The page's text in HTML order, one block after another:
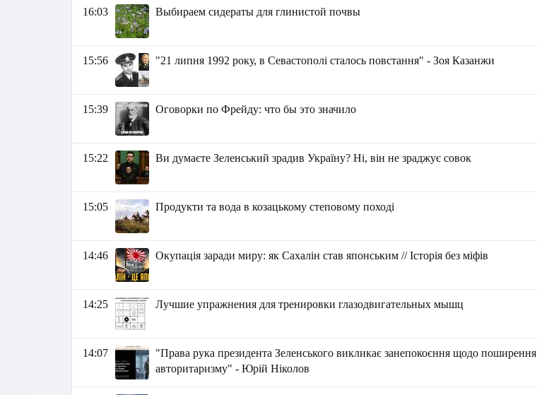
16:03 Выбираем сидераты для глинистой почвы
15:56 "21 липня 1992 року, в Севастополі сталось повстання" - Зоя Казанжи
15:39 Оговорки по Фрейду: что бы это значило
15:22 Ви думаєте Зеленський зрадив Україну? Ні, він не зраджує совок
15:05 Продукти та вода в козацькому степовому поході
14:46 Окупація заради миру: як Сахалін став японським // Історія без міфів
14:25 Лучшие упражнения для тренировки глазодвигательных мышц
14:07
"Права рука президента Зеленського викликає занепокоєння щодо поширення
авторитаризму" - Юрій Ніколов